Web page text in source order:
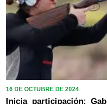
16 DE OCTUBRE DE 2024
Inicia participación;